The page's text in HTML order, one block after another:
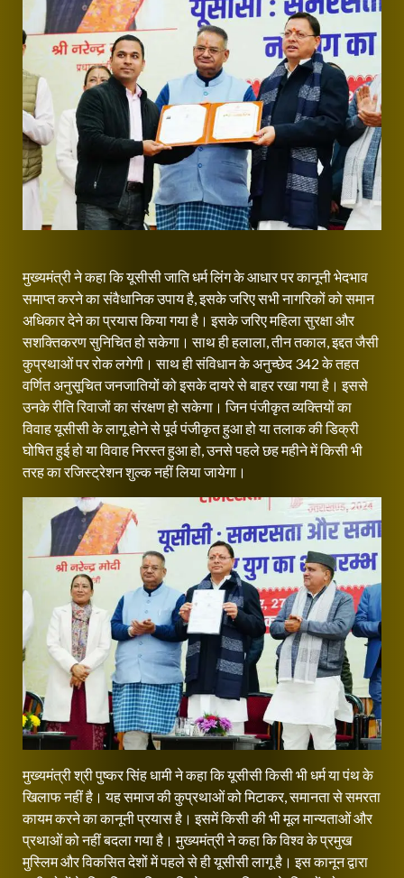
मुख्यमंत्री ने कहा कि यूसीसी जाति धर्म लिंग के आधार पर कानूनी भेदभाव
समाप्त करने का संवैधानिक उपाय है, इसके जरिए सभी नागरिकों को समान
अधिकार देने का प्रयास किया गया है। इसके जरिए महिला सुरक्षा और
सशक्तिकरण सुनिचित हो सकेगा। साथ ही हलाला, तीन तकाल, इद्दत जैसी
कुप्रथाओं पर रोक लगेगी। साथ ही संविधान के अनुच्छेद 342 के तहत
वर्णित अनुसूचित जनजातियों को इसके दायरे से बाहर रखा गया है। इससे
उनके रीति रिवाजों का संरक्षण हो सकेगा। जिन पंजीकृत व्यक्तियों का
विवाह यूसीसी के लागू होने से पूर्व पंजीकृत हुआ हो या तलाक की डिक्री
घोषित हुई हो या विवाह निरस्त हुआ हो, उनसे पहले छह महीने में किसी भी
तरह का रजिस्ट्रेशन शुल्क नहीं लिया जायेगा।
मुख्यमंत्री श्री पुष्कर सिंह धामी ने कहा कि यूसीसी किसी भी धर्म या पंथ के
खिलाफ नहीं है। यह समाज की कुप्रथाओं को मिटाकर, समानता से समरता
कायम करने का कानूनी प्रयास है। इसमें किसी की भी मूल मान्यताओं और
प्रथाओं को नहीं बदला गया है। मुख्यमंत्री ने कहा कि विश्व के प्रमुख
मुस्लिम और विकसित देशों में पहले से ही यूसीसी लागू है। इस कानून द्वारा